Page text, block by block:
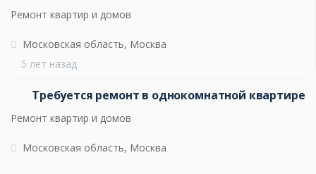
Ремонт квартир и домов
5 лет назад
Московская область, Москва
Требуется ремонт в однокомнатной квартире
Ремонт квартир и домов
Московская область, Москва